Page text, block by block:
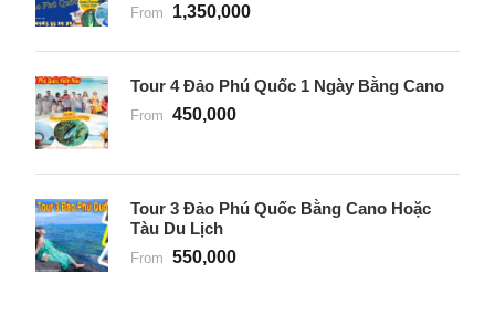
From 1,350,000
Tour 4 Đảo Phú Quốc 1 Ngày Bằng Cano
From 450,000
Tour 3 Đảo Phú Quốc Bằng Cano Hoặc
Tàu Du Lịch
From 550,000